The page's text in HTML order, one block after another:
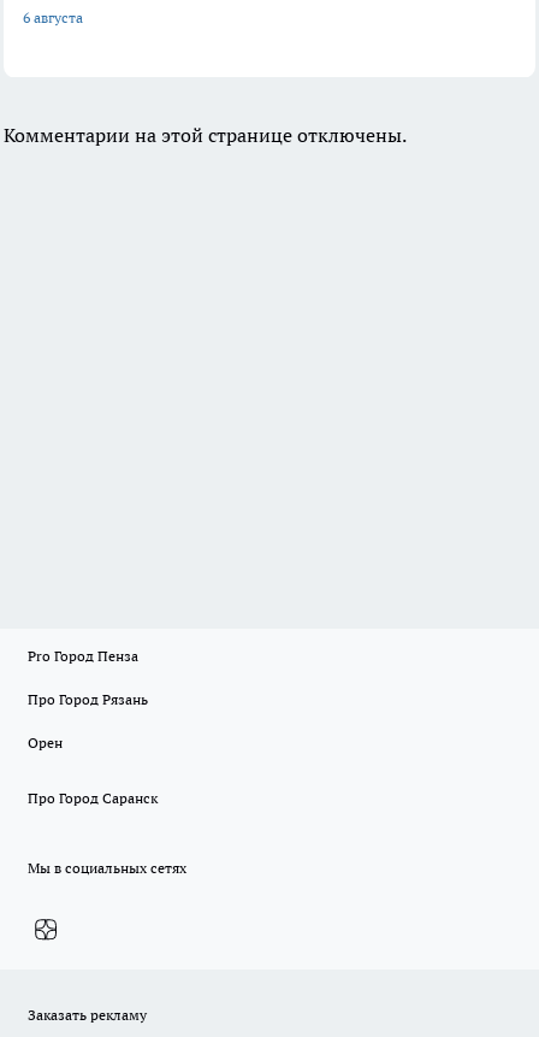
6 августа
Комментарии на этой странице отключены.
Pro Город Пенза
Про Город Рязань
Орен
Про Город Саранск
Мы в социальных сетях
Заказать рекламу